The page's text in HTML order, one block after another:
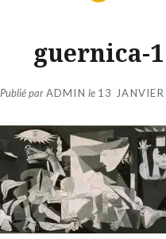
guernica-1
Publié parADMIN le 13